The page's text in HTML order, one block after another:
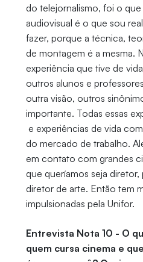
do telejornalismo, foi o
audiovisual é o que sou
fazer, porque a técnica,
de montagem é a mesma.
experiência que tive de
outros alunos e
outra visão, outros
importante. Todas essas
e experiências de vida
do mercado de trabalho.
em contato com grandes
que queríamos seja
diretor de arte. Então tem
impulsionadas pela Unifor.
Entrevista Nota 10 - O
quem cursa cinema e